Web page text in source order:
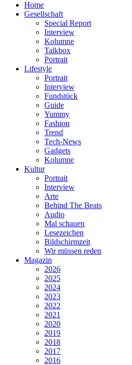
Home
Gesellschaft
Special Report
Interview
Kolumne
Talkbox
Portrait
Lifestyle
Portrait
Interview
Fundstück
Guide
Yummy
Fashion
Trend
Tech-News
Gadgets
Kolumne
Kultur
Portrait
Interview
Arte
Behind The Beats
Audio
Mal schauen
Lesezeichen
Bildschirmzeit
Wir müssen reden
Magazin
2026
2025
2024
2023
2022
2021
2020
2019
2018
2017
2016